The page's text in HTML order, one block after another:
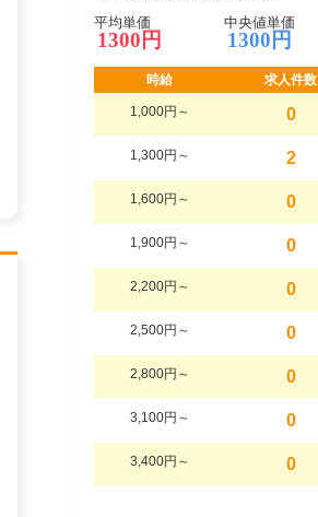
平均単価
1300円
中央値単価
1300円
時給 求人件数
1,000円～ 0
1,300円～ 2
1,600円～ 0
1,900円～ 0
2,200円～ 0
2,500円～ 0
2,800円～ 0
3,100円～ 0
3,400円～ 0